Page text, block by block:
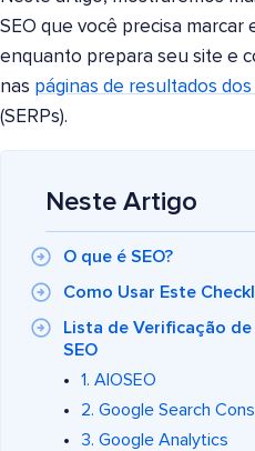
SEO que você precisa marcar
enquanto prepara seu site e
nas páginas de resultados
(SERPs).
Neste Artigo
O que é SEO?
Como Usar Este
Lista de Verificação
SEO
1. AIOSEO
2. Google Search
3. Google Analytics